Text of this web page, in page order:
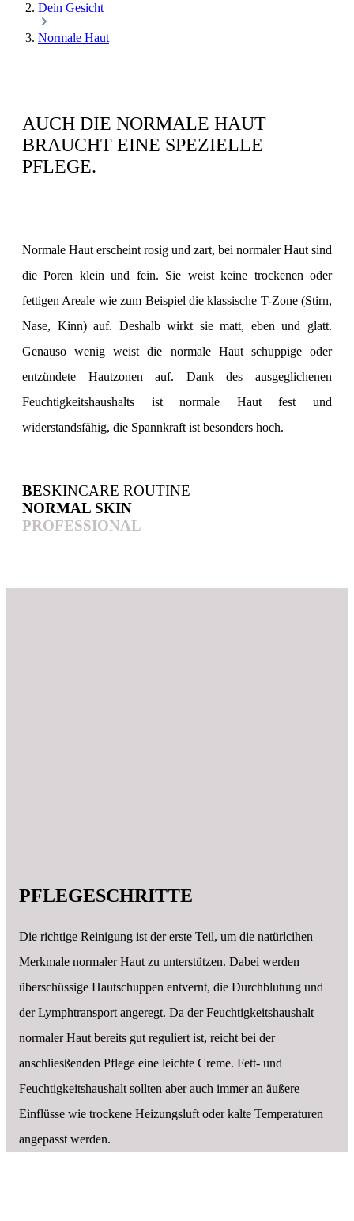
Dein Gesicht
Normale Haut
AUCH DIE NORMALE HAUT
BRAUCHT EINE SPEZIELLE
PFLEGE.
Normale Haut erscheint rosig und zart, bei normaler Haut sind
die Poren klein und fein. Sie weist keine trockenen oder
fettigen Areale wie zum Beispiel die klassische T-Zone (Stirn,
Nase, Kinn) auf. Deshalb wirkt sie matt, eben und glatt.
Genauso wenig weist die normale Haut schuppige oder
entzündete Hautzonen auf. Dank des ausgeglichenen
Feuchtigkeitshaushalts ist normale Haut fest und
widerstandsfähig, die Spannkraft ist besonders hoch.
BESKINCARE ROUTINE
NORMAL SKIN
PROFESSIONAL
PFLEGESCHRITTE
Die richtige Reinigung ist der erste Teil, um die natürlcihen
Merkmale normaler Haut zu unterstützen. Dabei werden
überschüssige Hautschuppen entvernt, die Durchblutung und
der Lymphtransport angeregt. Da der Feuchtigkeitshaushalt
normaler Haut bereits gut reguliert ist, reicht bei der
anschliesßenden Pflege eine leichte Creme. Fett- und
Feuchtigkeitshaushalt sollten aber auch immer an äußere
Einflüsse wie trockene Heizungsluft oder kalte Temperaturen
angepasst werden.